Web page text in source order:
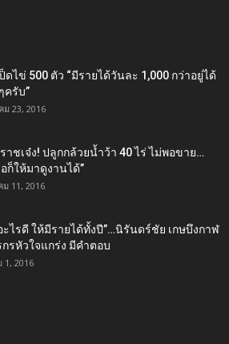
ป็ดไข่ 500 ตัว “มีรายได้วันละ 1,000 กว่าอยู่ได้
ครับ”
23, 2016
าชเจ๋ง! ปลูกกล้วยน้ำว้า 40 ไร่ ไม่พอขาย…
อก็ให้มาดูงานได้”‬
11, 2016
ะไรดี ให้มีรายได้ทั้งปี”…นิรันดร์ชัย เกษบึงกาฬ
กรหัวใจแกร่ง มีคำตอบ
1, 2016